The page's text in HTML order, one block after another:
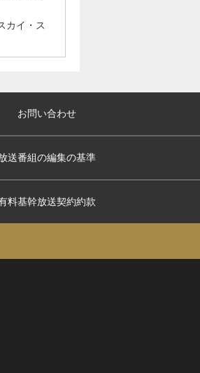
カイ・ス
お問い合わせ
送番組の編集の基準
料基幹放送契約約款